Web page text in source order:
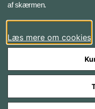
LinkedIn
Styrelser og
af skærmen.
Læs mere om cookies